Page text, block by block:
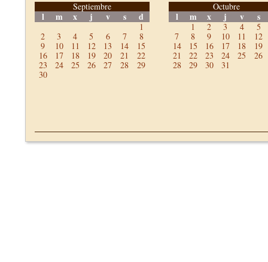
Septiembre
l m x j v s d
1
2
3 4 5 6 7
8
9
10 11 12 13 14
15
16
17 18 19 20 21
22
23
24 25 26 27 28
29
30
Octubre
l m x j v s
1 2 3 4
5
7
8 9 10 11
12
14
15 16 17 18
19
21
22 23 24 25
26
28
29 30 31